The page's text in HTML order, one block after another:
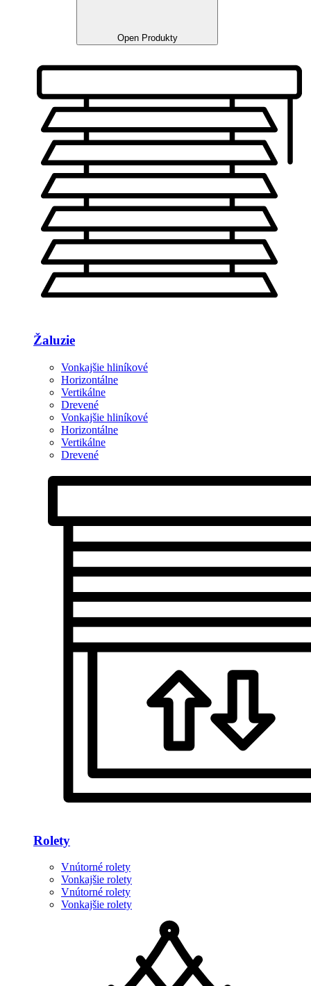
Open Produkty
Žaluzie
Vonkajšie hliníkové
Horizontálne
Vertikálne
Drevené
Vonkajšie hliníkové
Horizontálne
Vertikálne
Drevené
Rolety
Vnútorné rolety
Vonkajšie rolety
Vnútorné rolety
Vonkajšie rolety